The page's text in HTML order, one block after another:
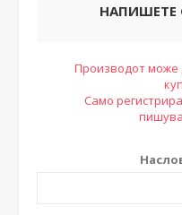
НАПИШЕТЕ
Производот може
Само